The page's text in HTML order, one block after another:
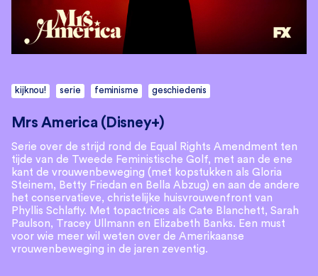
kijknou! serie feminisme geschiedenis
Mrs America (Disney+)
Serie over de strijd rond de Equal Rights Amendment ten
tijde van de Tweede Feministische Golf, met aan de ene
kant de vrouwenbeweging (met kopstukken als Gloria
Steinem, Betty Friedan en Bella Abzug) en aan de andere
het conservatieve, christelijke huisvrouwenfront van
Phyllis Schlafly. Met topactrices als Cate Blanchett, Sarah
Paulson, Tracey Ullmann en Elizabeth Banks. Een must
voor wie meer wil weten over de Amerikaanse
vrouwenbeweging in de jaren zeventig.